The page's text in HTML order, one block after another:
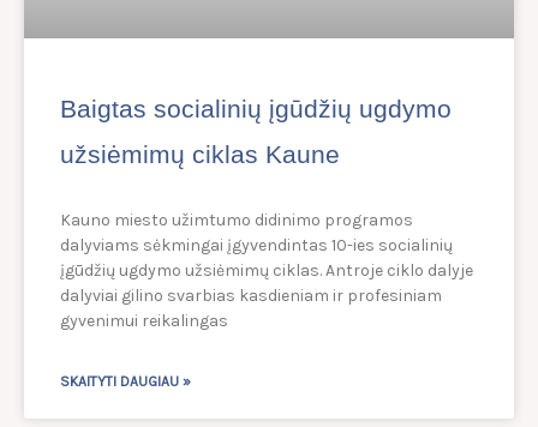
Baigtas socialinių įgūdžių ugdymo
užsiėmimų ciklas Kaune
Kauno miesto užimtumo didinimo programos
dalyviams sėkmingai įgyvendintas 10-ies socialinių
įgūdžių ugdymo užsiėmimų ciklas. Antroje ciklo dalyje
dalyviai gilino svarbias kasdieniam ir profesiniam
gyvenimui reikalingas
SKAITYTI DAUGIAU »